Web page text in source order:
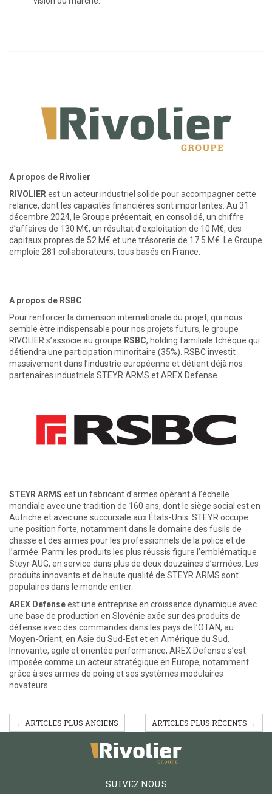
A propos de Rivolier
RIVOLIER est un acteur industriel solide pour accompagner cette
relance, dont les capacités financières sont importantes. Au 31
décembre 2024, le Groupe présentait, en consolidé, un chiffre
d’affaires de 130 M€, un résultat d’exploitation de 10 M€, des
capitaux propres de 52 M€ et une trésorerie de 17.5 M€. Le Groupe
emploie 281 collaborateurs, tous basés en France.
A propos de RSBC
Pour renforcer la dimension internationale du projet, qui nous
semble être indispensable pour nos projets futurs, le groupe
RIVOLIER s’associe au groupe RSBC, holding familiale tchèque qui
détiendra une participation minoritaire (35%). RSBC investit
massivement dans l’industrie européenne et détient déjà nos
partenaires industriels STEYR ARMS et AREX Defense.
STEYR ARMS est un fabricant d’armes opérant à l’échelle
mondiale avec une tradition de 160 ans, dont le siège social est en
Autriche et avec une succursale aux États-Unis. STEYR occupe
une position forte, notamment dans le domaine des fusils de
chasse et des armes pour les professionnels de la police et de
l’armée. Parmi les produits les plus réussis figure l’emblématique
Steyr AUG, en service dans plus de deux douzaines d’armées. Les
produits innovants et de haute qualité de STEYR ARMS sont
populaires dans le monde entier.
AREX Defenseest une entreprise en croissance dynamique avec
une base de production en Slovénie axée sur des produits de
défense avec des commandes dans les pays de l’OTAN, au
Moyen-Orient, en Asie du Sud-Est et en Amérique du Sud.
Innovante, agile et orientée performance, AREX Defense s’est
imposée comme un acteur stratégique en Europe, notamment
grâce à ses armes de poing et ses systèmes modulaires
novateurs.
← ARTICLES PLUS ANCIENS ARTICLES PLUS RÉCENTS →
SUIVEZ NOUS